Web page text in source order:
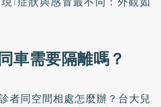
車需要隔離嗎？
者同空間相處怎麼辦？台大兒